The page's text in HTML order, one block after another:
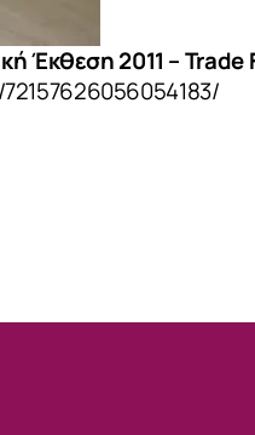
Έκθεση 2011 – Trade